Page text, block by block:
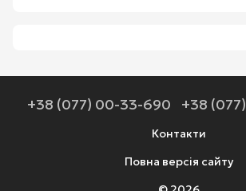
+38 (077) 00-33-690 +38
Контакти
Повна версія сайту